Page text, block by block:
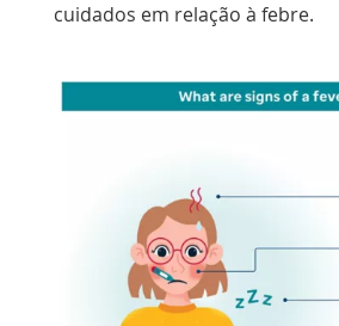
cuidados em relação à febre.